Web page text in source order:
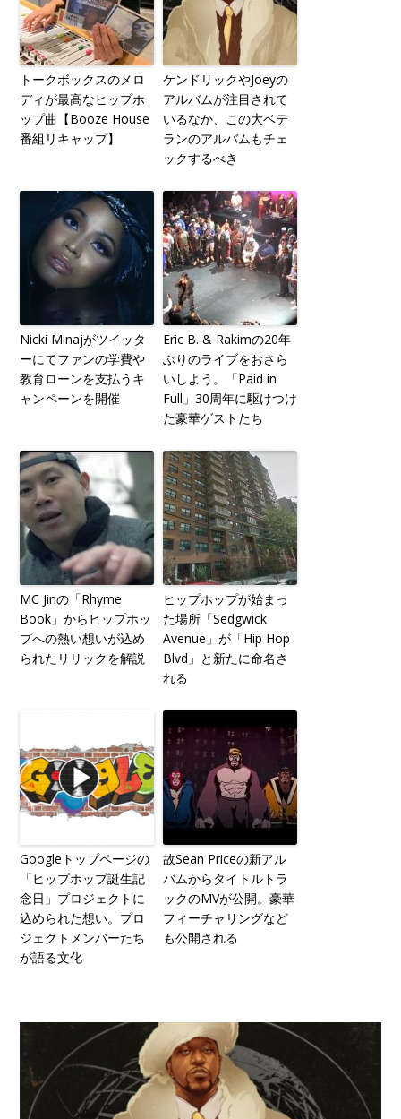
トークボックスのメロ
ディが最高なヒップホ
ップ曲【Booze House
番組リキャップ】
ケンドリックやJoeyの
アルバムが注目されて
いるなか、この大ベテ
ランのアルバムもチェ
ックするべき
Nicki Minajがツイッタ
ーにてファンの学費や
教育ローンを支払うキ
ャンペーンを開催
Eric B. & Rakimの20年
ぶりのライブをおさら
いしよう。「Paid in
Full」30周年に駆けつけ
た豪華ゲストたち
MC Jinの「Rhyme
Book」からヒップホッ
プへの熱い想いが込め
られたリリックを解説
ヒップホップが始まっ
た場所「Sedgwick
Avenue」が「Hip Hop
Blvd」と新たに命名さ
れる
Googleトップページの
「ヒップホップ誕生記
念日」プロジェクトに
込められた想い。プロ
ジェクトメンバーたち
が語る文化
故Sean Priceの新アル
バムからタイトルトラ
ックのMVが公開。豪華
フィーチャリングなど
も公開される